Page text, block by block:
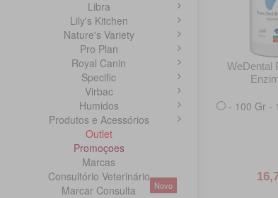
Libra
Lily's Kitchen
Nature's Variety
Pro Plan
Royal Canin
Specific
Virbac
Humidos
Produtos e Acessórios
Outlet
Promoçoes
Marcas
Consultório Veterinário
Marcar Consulta
Novo
WeDental
- 100 Gr -